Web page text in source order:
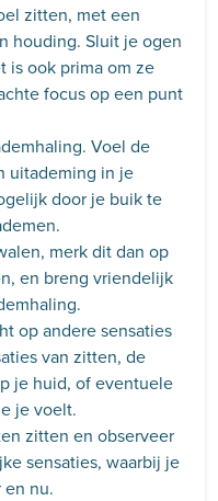
zitten, met een
houding. Sluit je ogen
is ook prima om ze
focus op een punt
Voel de
uitademing in je
door je buik te
merk dit dan op
en breng vriendelijk
op andere sensaties
van zitten, de
je huid, of eventuele
je voelt.
zitten en observeer
sensaties, waarbij je
nu.